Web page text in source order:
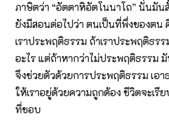
ภาษิตว่า “อัตตาหิอัตโนนาโถ” นั่นมัน
ยังมีสอนต่อไปว่า ตนเป็นที่พึ่งของตน
เราประพฤติธรรม ถ้าเราประพฤติธร
อะไร แต่ถ้าหากว่าไม่ประพฤติธรรม
จึงช่วยตัวด้วยการประพฤติธรรม เอา
ให้เราอยู่ด้วยความถูกต้อง ชีวิตจะเ
ที่ชอบ